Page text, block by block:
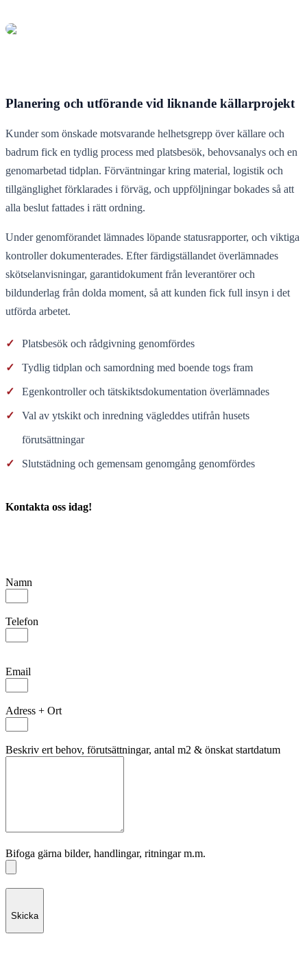
Planering och utförande vid liknande källarprojekt
Kunder som önskade motsvarande helhetsgrepp över källare och
badrum fick en tydlig process med platsbesök, behovsanalys och en
genomarbetad tidplan. Förväntningar kring material, logistik och
tillgänglighet förklarades i förväg, och uppföljningar bokades så att
alla beslut fattades i rätt ordning.
Under genomförandet lämnades löpande statusrapporter, och viktiga
kontroller dokumenterades. Efter färdigställandet överlämnades
skötselanvisningar, garantidokument från leverantörer och
bildunderlag från dolda moment, så att kunden fick full insyn i det
utförda arbetet.
✓ Platsbesök och rådgivning genomfördes
✓ Tydlig tidplan och samordning med boende togs fram
✓ Egenkontroller och tätskiktsdokumentation överlämnades
✓ Val av ytskikt och inredning vägleddes utifrån husets
förutsättningar
✓ Slutstädning och gemensam genomgång genomfördes
Kontakta oss idag!
Namn
Telefon
Email
Adress + Ort
Beskriv ert behov, förutsättningar, antal m2 & önskat startdatum
Bifoga gärna bilder, handlingar, ritningar m.m.
Skicka